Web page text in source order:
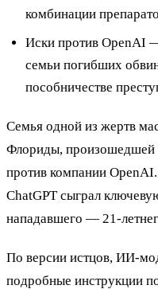
комбинации
Иски против OpenAI
семьи погибших
пособничестве
Семья одной из жертв
Флориды, произошедшей
против компании
ChatGPT сыграл
нападавшего — 21-
По версии истцов, ИИ-
подробные инструкции